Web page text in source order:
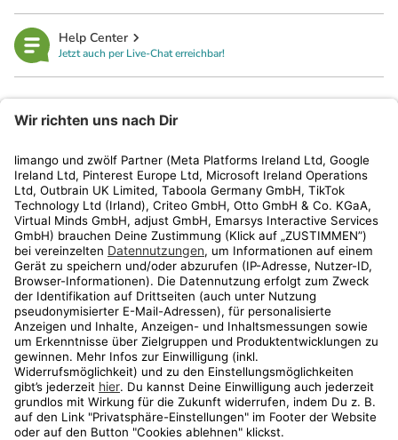
Help Center
Jetzt auch per Live-Chat erreichbar!
Kundenservice
Shop
Aktionen
Travel